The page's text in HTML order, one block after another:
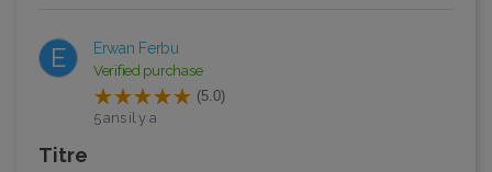
E Erwan Ferbu
Verified purchase
(5.0)
5 ans il y a
Titre